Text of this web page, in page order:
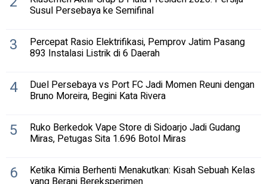
Susul Persebaya ke Semifinal
3 Percepat Rasio Elektrifikasi, Pemprov Jatim Pasang
893 Instalasi Listrik di 6 Daerah
4 Duel Persebaya vs Port FC Jadi Momen Reuni dengan
Bruno Moreira, Begini Kata Rivera
5 Ruko Berkedok Vape Store di Sidoarjo Jadi Gudang
Miras, Petugas Sita 1.696 Botol Miras
6 Ketika Kimia Berhenti Menakutkan: Kisah Sebuah Kelas